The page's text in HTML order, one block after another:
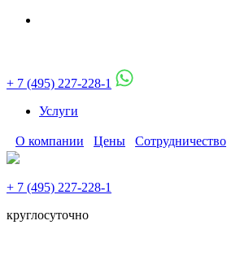
+ 7 (495) 227-228-1
Услуги
О компании Цены Сотрудничество
+ 7 (495) 227-228-1
круглосуточно